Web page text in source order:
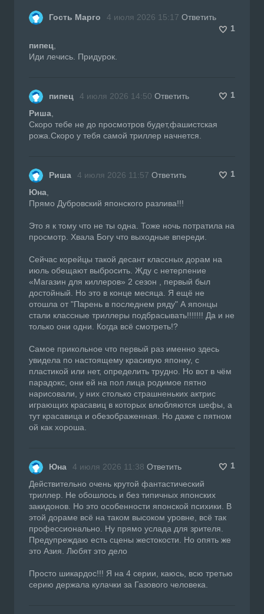
Гость Марго 4 июля 2026 15:17 Ответить
1
пипец
Иди лечись. Придурок.
пипец 4 июля 2026 14:50 Ответить
1
Риша
Скоро тебе не до просмотров будет,фашистская
рожа.Скоро у тебя самой триллер начнется.
Риша 4 июля 2026 11:57 Ответить
1
Юна
Прямо Дубровский японского разлива!!!
Это я к тому что не ты одна. Тоже ночь потратила на
просмотр. Хвала Богу что выходные впереди.
Сейчас корейцы такой десант классных дорам на
июль обещают выбросить. Жду с нетерпение
«Магазин для киллеров» 2 сезон , первый был
достойный. Но это в конце месяца. Я ещё не
отошла от "Парень в последнем ряду" А японцы
стали классные триллеры подбрасывать!!!!!!! Да и не
только они одни. Когда всё смотреть!?
Самое прикольное что первый раз именно здесь
увидела по настоящему красивую японку, с
пластикой или нет, определить трудно. Но вот в чём
парадокс, они ей на пол лица родимое пятно
нарисовали, у них столько страшненьких актрис
играющих красавиц в которых влюбляются шефы, а
тут красавица и обезображенная. Но даже с пятном
ой как хороша.
Юна 4 июля 2026 11:38 Ответить
1
Действительно очень крутой фантастический
триллер. Не обошлось и без типичных японских
закидонов. Но это особенности японской психики. В
этой дораме всё на таком высоком уровне, всё так
профессионально. Ну прямо услада для зрителя.
Предупреждаю есть сцены жестокости. Но опять же
это Азия. Любят это дело
Просто шикардос!!! Я на 4 серии, каюсь, всю третью
серию держала кулачки за Газового человека.